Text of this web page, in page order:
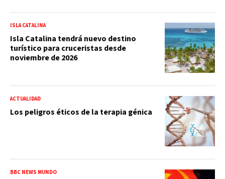
ISLA CATALINA
Isla Catalina tendrá nuevo destino
turístico para cruceristas desde
noviembre de 2026
ACTUALIDAD
Los peligros éticos de la terapia génica
BBC NEWS MUNDO